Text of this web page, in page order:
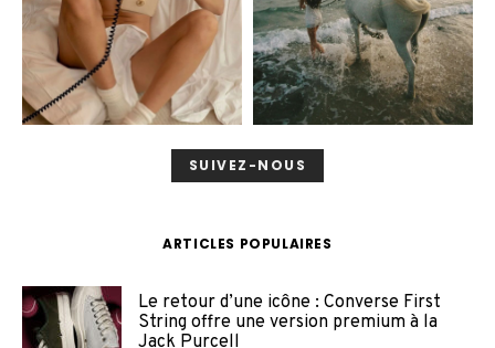
SUIVEZ-NOUS
ARTICLES POPULAIRES
Le retour d’une icône : Converse First
String offre une version premium à la
Jack Purcell